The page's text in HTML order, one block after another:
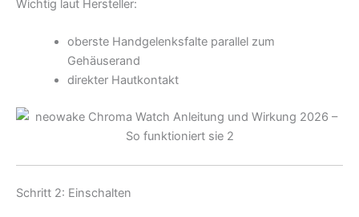
Wichtig laut Hersteller:
oberste Handgelenksfalte parallel zum
Gehäuserand
direkter Hautkontakt
Schritt 2: Einschalten